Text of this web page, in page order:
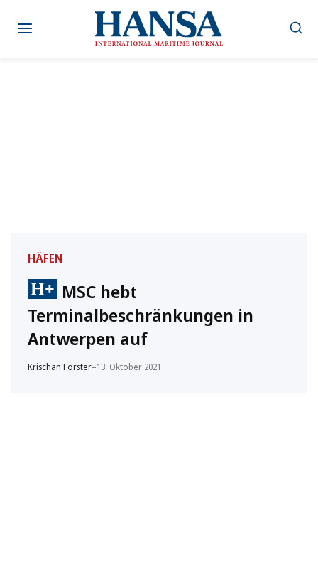
Inhalt
HÄFEN
MSC hebt
Terminalbeschränkungen in
Antwerpen auf
Krischan Förster–13. Oktober 2021